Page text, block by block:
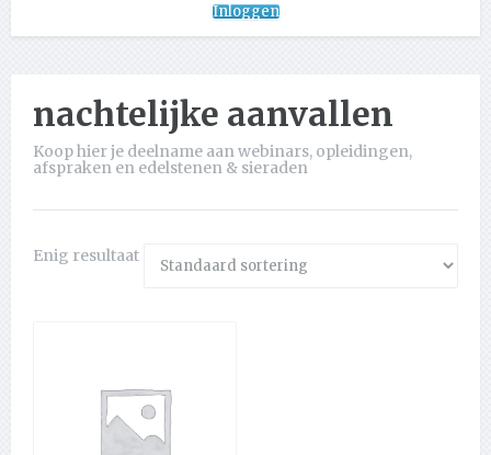
Inloggen
nachtelijke aanvallen
Koop hier je deelname aan webinars, opleidingen,
afspraken en edelstenen & sieraden
Enig resultaat